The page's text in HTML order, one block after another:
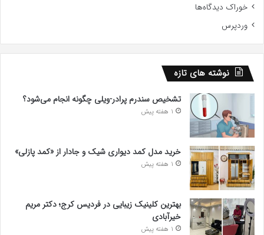
خوراک دیدگاه‌ها
وردپرس
نوشته های تازه
تشخیص سندرم پرادر-ویلی چگونه انجام می‌شود؟
1 هفته پیش
خرید مدل کمد دیواری شیک و جادار از «کمد پازلی»
1 هفته پیش
بهترین کلینیک زیبایی در فردیس کرج؛ دکتر مریم
خیرآبادی
1 هفته پیش